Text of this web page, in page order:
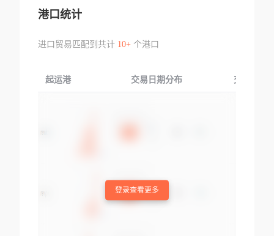
港口统计
进口贸易匹配到共计 10+个港口
起运港 交易日期分布 交易产品
登录查看更多